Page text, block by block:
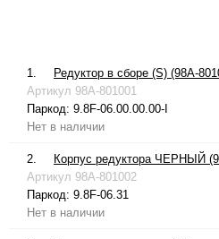
1.
Редуктор в сборе (S) (98A-
Артикул 98A-801001
Паркод: 9.8F-06.00.00.00-I
Нет в наличии
2.
Корпус редуктора ЧЕРНЫЙ
Артикул 98A-801002
Паркод: 9.8F-06.31
Нет в наличии